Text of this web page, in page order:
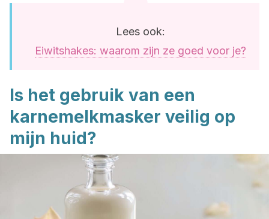
Lees ook:
Eiwitshakes: waarom zijn ze goed voor je?
Is het gebruik van een
karnemelkmasker veilig op
mijn huid?